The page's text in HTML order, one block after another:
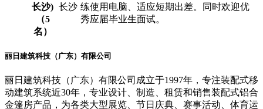
长沙)
（5
名）
长沙 练使用电脑、适应短期出差。同时欢迎优
秀应届毕业生面试。
丽日建筑科技（广东）有限公司
丽日建筑科技（广东）有限公司成立于1997年，专注装配式移
动建筑系统近30年，专业设计、制造、租赁和销售装配式铝合
金篷房产品，为各类大型展览、节日庆典、赛事活动、体育运